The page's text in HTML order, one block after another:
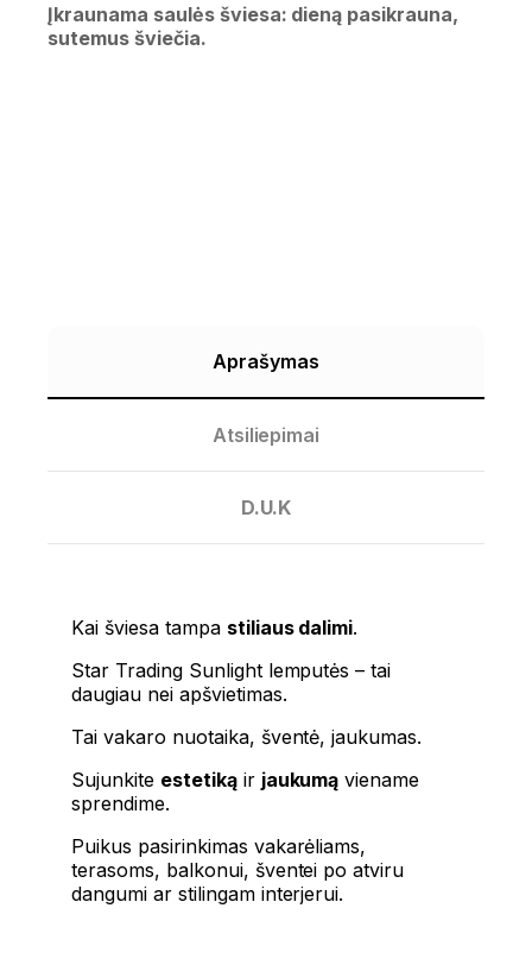
Įkraunama saulės šviesa: dieną pasikrauna,
sutemus šviečia.
Aprašymas
Atsiliepimai
D.U.K
Kai šviesa tampa stiliaus dalimi.
Star Trading Sunlight lemputės – tai
daugiau nei apšvietimas.
Tai vakaro nuotaika, šventė, jaukumas.
Sujunkite estetikąir jaukumą viename
sprendime.
Puikus pasirinkimas vakarėliams,
terasoms, balkonui, šventei po atviru
dangumi ar stilingam interjerui.